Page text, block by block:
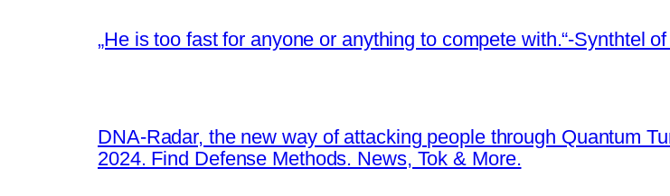
„He is too fast for anyone or anything to compete with.“-Synthtel
DNA-Radar, the new way of attacking people through Quantum
2024. Find Defense Methods. News, Tok & More.